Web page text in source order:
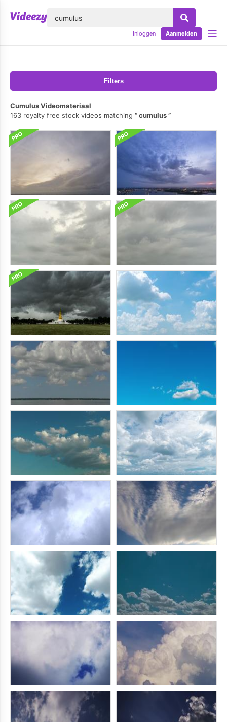
Inloggen Aanmelden
Filters
Cumulus Videomateriaal
163 royalty free stock videos matching
cumulus